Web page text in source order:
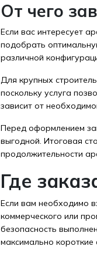
От чего
Если вас интересует
подобрать
различной
Для крупных
поскольку услуга
зависит от
Перед оформлением
выгодной. Итоговая
продолжительности
Где
Если вам необходимо
коммерческого или
безопасность
максимально короткие